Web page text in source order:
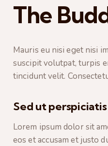
The
Mauris eu nisi eget nisi
suscipit volutpat, turpis
tincidunt velit.
Sed ut
Lorem ipsum dolor sit
eos et accusam et justo